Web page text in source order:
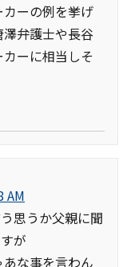
ーの例を挙げ
弁護士や長谷
ーに相当しそ
AM
思うか父親に聞
が
な事を言わん